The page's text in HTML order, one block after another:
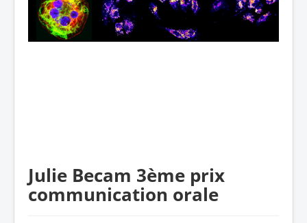
Julie Becam 3ème prix
communication orale